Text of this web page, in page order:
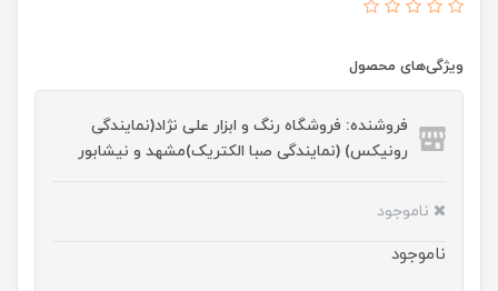
ویژگی‌های محصول
فروشنده: فروشگاه رنگ و ابزار علی نژاد(نمایندگی
رونیکس) (نمایندگی صبا الکتریک)مشهد و نیشابور
ناموجود
ناموجود